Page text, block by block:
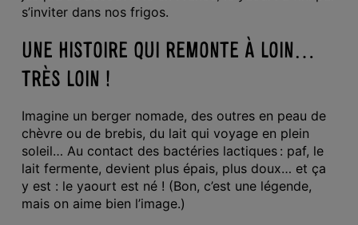
s’inviter dans nos frigos.
UNE HISTOIRE QUI REMONTE À LOIN…
TRÈS LOIN !
Imagine un berger nomade, des outres en peau de
chèvre ou de brebis, du lait qui voyage en plein
soleil… Au contact des bactéries lactiques : paf, le
lait fermente, devient plus épais, plus doux… et ça
y est : le yaourt est né ! (Bon, c’est une légende,
mais on aime bien l’image.)